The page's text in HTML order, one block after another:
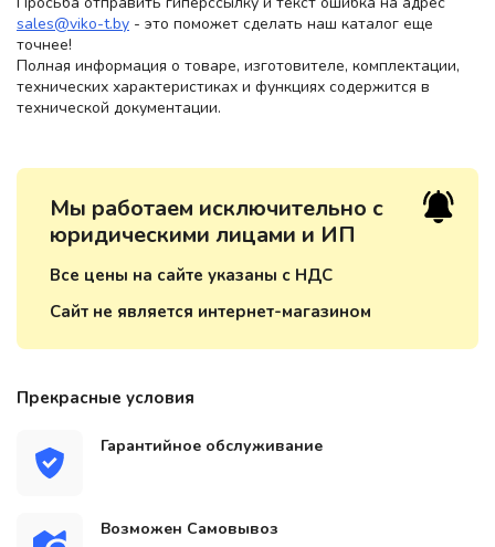
sales@viko-t.by - это поможет сделать наш каталог еще
точнее!
Полная информация о товаре, изготовителе, комплектации,
технических характеристиках и функциях содержится в
технической документации.
Мы работаем исключительно с
юридическими лицами и ИП
Все цены на сайте указаны с НДС
Сайт не является интернет-магазином
Прекрасные условия
Гарантийное обслуживание
Возможен Самовывоз